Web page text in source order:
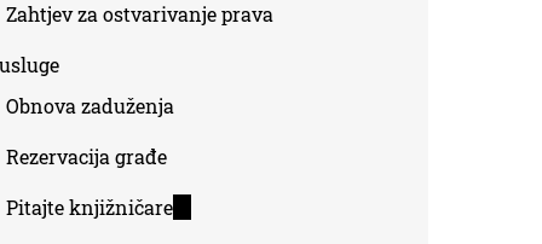
Zahtjev za ostvarivanje prava
Obnova zaduženja
Rezervacija građe
Pitajte knjižničare(link